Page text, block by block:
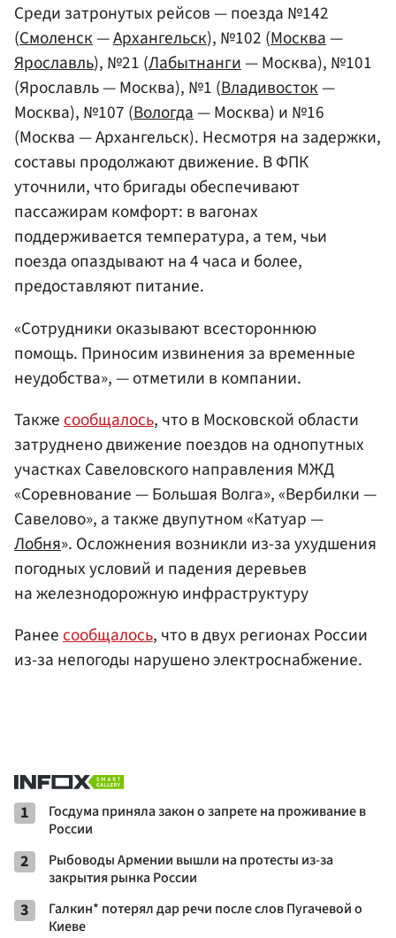
Среди затронутых рейсов — поезда №142
(Смоленск—Архангельск), №102 (Москва—
Ярославль), №21 (Лабытнанги— Москва), №101
(Ярославль — Москва), №1 (Владивосток—
Москва), №107 (Вологда— Москва) и №16
(Москва — Архангельск). Несмотря на задержки,
составы продолжают движение. В ФПК
уточнили, что бригады обеспечивают
пассажирам комфорт: в вагонах
поддерживается температура, а тем, чьи
поезда опаздывают на 4 часа и более,
предоставляют питание.
«Сотрудники оказывают всестороннюю
помощь. Приносим извинения за временные
неудобства», — отметили в компании.
Такжесообщалось, что в Московской области
затруднено движение поездов на однопутных
участках Савеловского направления МЖД
«Соревнование — Большая Волга», «Вербилки —
Савелово», а также двупутном «Катуар —
Лобня». Осложнения возникли из-за ухудшения
погодных условий и падения деревьев
на железнодорожную инфраструктуру
Ранеесообщалось, что в двух регионах России
из-за непогоды нарушено электроснабжение.
1
Госдума приняла закон о запрете на проживание в
России
2
Рыбоводы Армении вышли на протесты из-за
закрытия рынка России
3
Галкин* потерял дар речи после слов Пугачевой о
Киеве